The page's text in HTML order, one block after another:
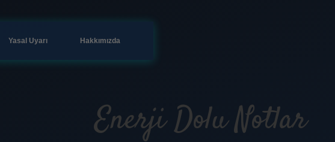
Yasal Uyarı Hakkımızda
Enerji Dolu Notlar